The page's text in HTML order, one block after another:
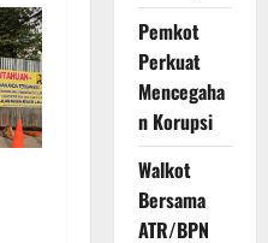
Pemkot
Perkuat
Mencegaha
n Korupsi
Walkot
Bersama
ATR/BPN